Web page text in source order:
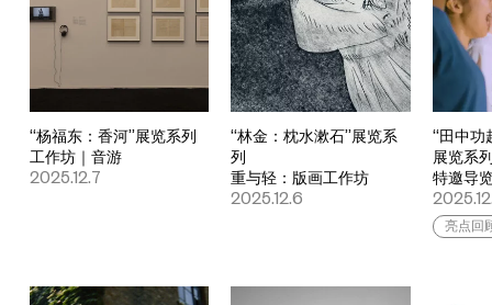
“杨福东：香河”展览系列
工作坊｜音游
2025.12.7
“林金：枕水漱石”展览系
列
重与轻：版画工作坊
2025.12.6
“田中功
展览系
特邀导
亮点回